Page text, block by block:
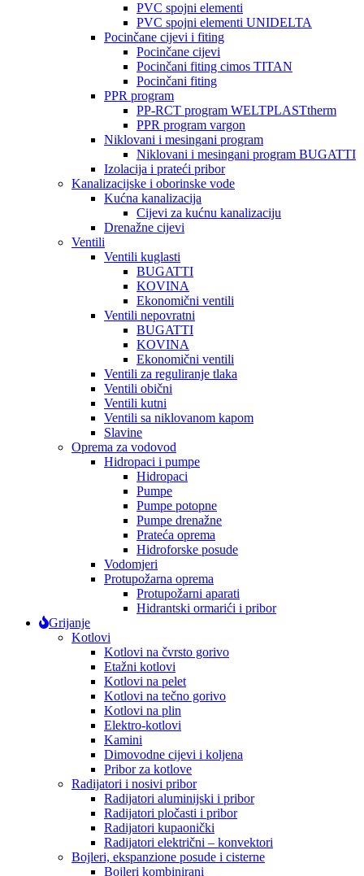
PVC spojni elementi
PVC spojni elementi UNIDELTA
Pocinčane cijevi i fiting
Pocinčane cijevi
Pocinčani fiting cimos TITAN
Pocinčani fiting
PPR program
PP-RCT program WELTPLASTtherm
PPR program vargon
Niklovani i mesingani program
Niklovani i mesingani program BUGATTI
Izolacija i prateći pribor
Kanalizacijske i oborinske vode
Kućna kanalizacija
Cijevi za kućnu kanalizaciju
Drenažne cijevi
Ventili
Ventili kuglasti
BUGATTI
KOVINA
Ekonomični ventili
Ventili nepovratni
BUGATTI
KOVINA
Ekonomični ventili
Ventili za reguliranje tlaka
Ventili obični
Ventili kutni
Ventili sa niklovanom kapom
Slavine
Oprema za vodovod
Hidropaci i pumpe
Hidropaci
Pumpe
Pumpe potopne
Pumpe drenažne
Prateća oprema
Hidroforske posude
Vodomjeri
Protupožarna oprema
Protupožarni aparati
Hidrantski ormarići i pribor
Grijanje
Kotlovi
Kotlovi na čvrsto gorivo
Etažni kotlovi
Kotlovi na pelet
Kotlovi na tečno gorivo
Kotlovi na plin
Elektro-kotlovi
Kamini
Dimovodne cijevi i koljena
Pribor za kotlove
Radijatori i nosivi pribor
Radijatori aluminijski i pribor
Radijatori pločasti i pribor
Radijatori kupaonički
Radijatori električni – konvektori
Bojleri, ekspanzione posude i cisterne
Bojleri kombinirani